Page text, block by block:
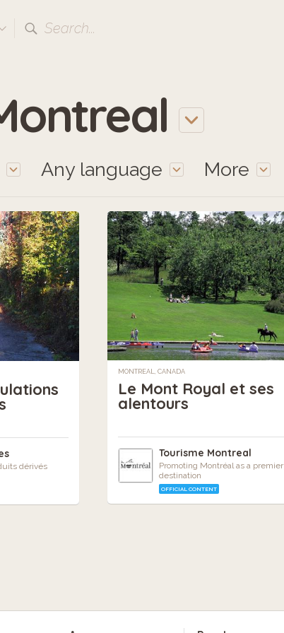
Search...
Any language More
dérivés
MONTREAL, CANADA
Le Mont Royal et ses
alentours
Tourisme Montreal
Promoting Montréal as a premier
destination
OFFICIAL CONTENT